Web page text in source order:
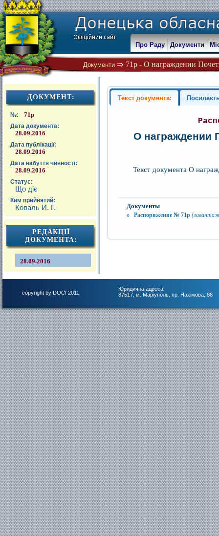
Документи 71р - О награждении
Про Раду Документи
ДОКУМЕНТ:
№: 71р
Дата документа:
28.09.2016
Дата публікації:
28.09.2016
Дата набуття чинності:
28.09.2016
Статус:
Що діє
Ким прийнятий:
Коваль И. Г.
РЕДАКЦІЇ
ДОКУМЕНТА:
28.09.2016
Текст документа:
О награждении
Текст документа О
Документы
Распоряжение № 71р
copyright by DOCI 2011
Юридична адреса
87517, м. Маріуполь, пр. Нахімова, 86